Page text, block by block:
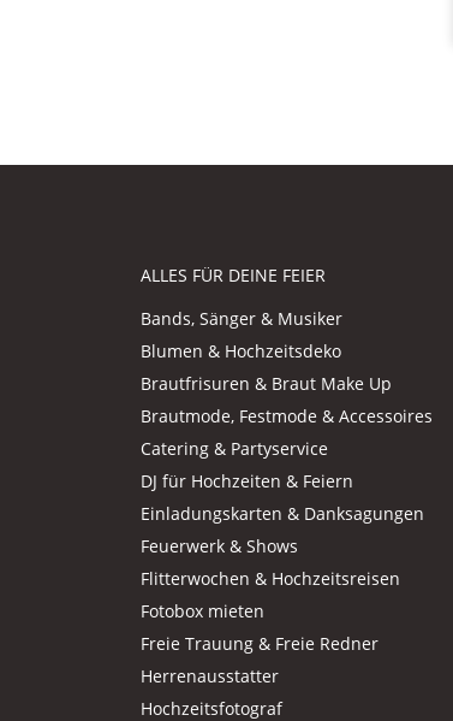
ALLES FÜR DEINE FEIER
Bands, Sänger & Musiker
Blumen & Hochzeitsdeko
Brautfrisuren & Braut Make Up
Brautmode, Festmode & Accessoires
Catering & Partyservice
DJ für Hochzeiten & Feiern
Einladungskarten & Danksagungen
Feuerwerk & Shows
Flitterwochen & Hochzeitsreisen
Fotobox mieten
Freie Trauung & Freie Redner
Herrenausstatter
Hochzeitsfotograf